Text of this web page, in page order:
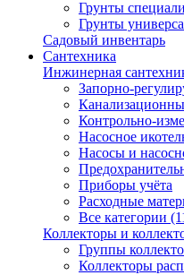
Грунты
Грунты
Садовый инвентарь
Сантехника
Инжинерная
Запорно-
Контрольно-
Насосное
Насосы и
Приборы учёта
Расходные
Все категории
Коллекторы и
Группы
Коллекторы